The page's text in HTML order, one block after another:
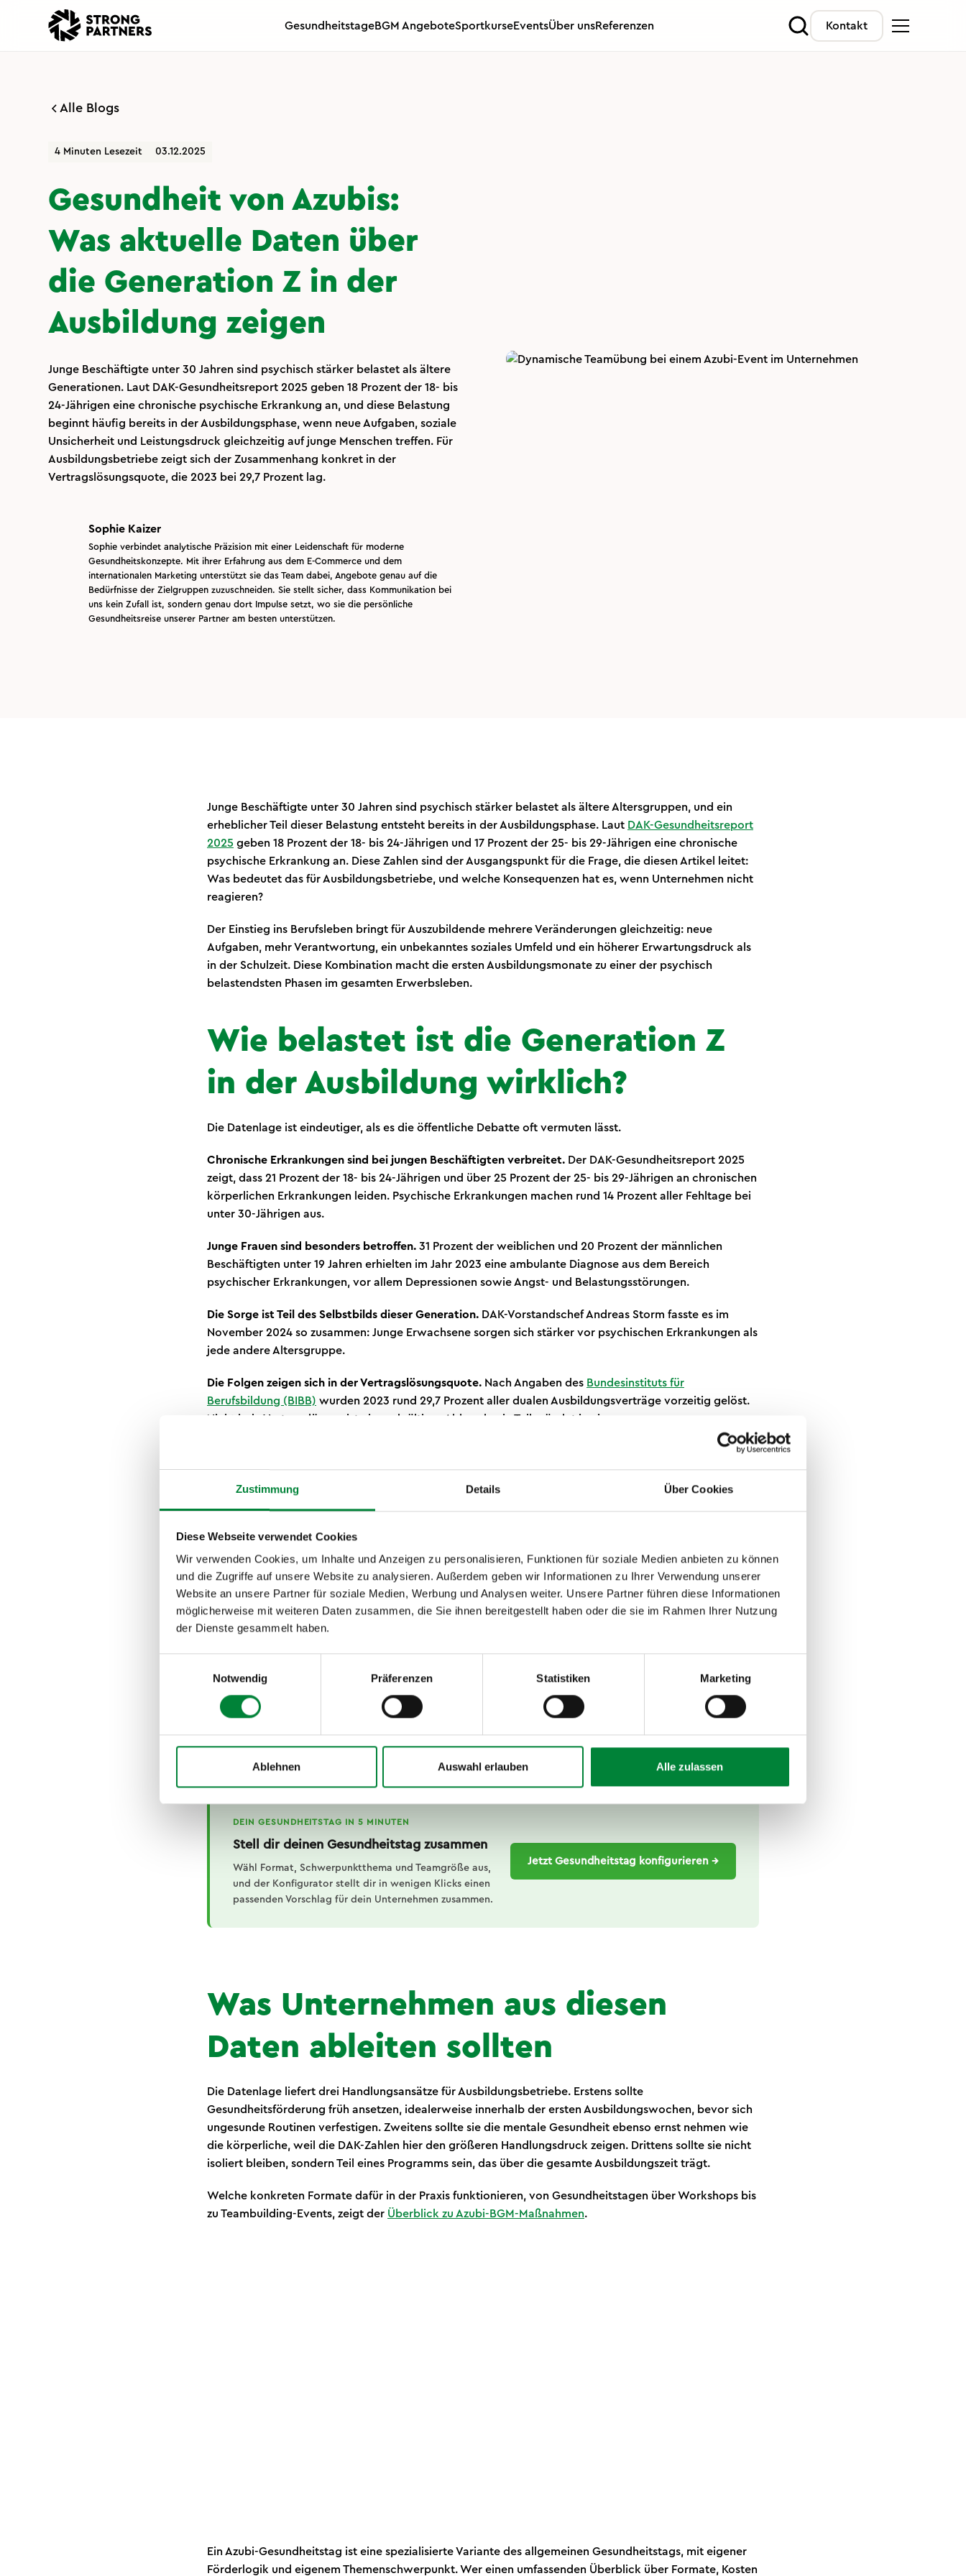
Zustimmung Details Über Cookies
Diese Webseite verwendet Cookies
Wir verwenden Cookies, um Inhalte und Anzeigen zu personalisieren, Funktionen für soziale Medien anbieten zu können
und die Zugriffe auf unsere Website zu analysieren. Außerdem geben wir Informationen zu Ihrer Verwendung unserer
Website an unsere Partner für soziale Medien, Werbung und Analysen weiter. Unsere Partner führen diese Informationen
möglicherweise mit weiteren Daten zusammen, die Sie ihnen bereitgestellt haben oder die sie im Rahmen Ihrer Nutzung
der Dienste gesammelt haben.
Notwendig
Präferenzen Statistiken Marketing
Ablehnen Auswahl erlauben Alle zulassen
GesundheitstageBGM AngeboteSportkurseEventsÜber unsReferenzen Kontakt
Alle Blogs
4 Minuten Lesezeit 03.12.2025
Gesundheit von Azubis:
Was aktuelle Daten über
die Generation Z in der
Ausbildung zeigen
Junge Beschäftigte unter 30 Jahren sind psychisch stärker belastet als ältere
Generationen. Laut DAK-Gesundheitsreport 2025 geben 18 Prozent der 18- bis
24-Jährigen eine chronische psychische Erkrankung an, und diese Belastung
beginnt häufig bereits in der Ausbildungsphase, wenn neue Aufgaben, soziale
Unsicherheit und Leistungsdruck gleichzeitig auf junge Menschen treffen. Für
Ausbildungsbetriebe zeigt sich der Zusammenhang konkret in der
Vertragslösungsquote, die 2023 bei 29,7 Prozent lag.
Sophie Kaizer
Sophie verbindet analytische Präzision mit einer Leidenschaft für moderne
Gesundheitskonzepte. Mit ihrer Erfahrung aus dem E-Commerce und dem
internationalen Marketing unterstützt sie das Team dabei, Angebote genau auf die
Bedürfnisse der Zielgruppen zuzuschneiden. Sie stellt sicher, dass Kommunikation bei
uns kein Zufall ist, sondern genau dort Impulse setzt, wo sie die persönliche
Gesundheitsreise unserer Partner am besten unterstützen.
Junge Beschäftigte unter 30 Jahren sind psychisch stärker belastet als ältere Altersgruppen, und ein
erheblicher Teil dieser Belastung entsteht bereits in der Ausbildungsphase. Laut DAK-Gesundheitsreport
2025 geben 18 Prozent der 18- bis 24-Jährigen und 17 Prozent der 25- bis 29-Jährigen eine chronische
psychische Erkrankung an. Diese Zahlen sind der Ausgangspunkt für die Frage, die diesen Artikel leitet:
Was bedeutet das für Ausbildungsbetriebe, und welche Konsequenzen hat es, wenn Unternehmen nicht
reagieren?
Der Einstieg ins Berufsleben bringt für Auszubildende mehrere Veränderungen gleichzeitig: neue
Aufgaben, mehr Verantwortung, ein unbekanntes soziales Umfeld und ein höherer Erwartungsdruck als
in der Schulzeit. Diese Kombination macht die ersten Ausbildungsmonate zu einer der psychisch
belastendsten Phasen im gesamten Erwerbsleben.
Wie belastet ist die Generation Z
in der Ausbildung wirklich?
Die Datenlage ist eindeutiger, als es die öffentliche Debatte oft vermuten lässt.
Chronische Erkrankungen sind bei jungen Beschäftigten verbreitet. Der DAK-Gesundheitsreport 2025
zeigt, dass 21 Prozent der 18- bis 24-Jährigen und über 25 Prozent der 25- bis 29-Jährigen an chronischen
körperlichen Erkrankungen leiden. Psychische Erkrankungen machen rund 14 Prozent aller Fehltage bei
unter 30-Jährigen aus.
Junge Frauen sind besonders betroffen. 31 Prozent der weiblichen und 20 Prozent der männlichen
Beschäftigten unter 19 Jahren erhielten im Jahr 2023 eine ambulante Diagnose aus dem Bereich
psychischer Erkrankungen, vor allem Depressionen sowie Angst- und Belastungsstörungen.
Die Sorge ist Teil des Selbstbilds dieser Generation. DAK-Vorstandschef Andreas Storm fasste es im
November 2024 so zusammen: Junge Erwachsene sorgen sich stärker vor psychischen Erkrankungen als
jede andere Altersgruppe.
Die Folgen zeigen sich in der Vertragslösungsquote. Nach Angaben des Bundesinstituts für
Berufsbildung (BIBB) wurden 2023 rund 29,7 Prozent aller dualen Ausbildungsverträge vorzeitig gelöst.
Nicht jede Vertragslösung ist ein endgültiger Abbruch, ein Teil mündet in einen neuen
Warum die Ausbildungsphase
besonders prägend ist
Für Auszubildende bedeutet der Berufseinstieg den Verlust gewachsener sozialer Strukturen:
Schulfreunde, vertraute Lehrkräfte, feste Tagesabläufe. An ihre Stelle treten neue Kolleginnen und
Kollegen, unbekannte Hierarchien und Leistungserwartungen, die sich von schulischen deutlich
unterscheiden. Wer in dieser Phase noch keine Strategien für Stressmanagement, Selbstorganisation
überfordernd zu erleben.
Das erklärt auch, warum Gesundheitsförderung in dieser Phase einen anderen Stellenwert hat als bei
erfahrenen Mitarbeitenden. Es geht nicht nur um Prävention im klassischen Sinn, sondern um den Aufbau
DEIN GESUNDHEITSTAG IN 5 MINUTEN
Stell dir deinen Gesundheitstag zusammen
Wähl Format, Schwerpunktthema und Teamgröße aus,
und der Konfigurator stellt dir in wenigen Klicks einen
passenden Vorschlag für dein Unternehmen zusammen.
Jetzt Gesundheitstag konfigurieren →
Was Unternehmen aus diesen
Daten ableiten sollten
Die Datenlage liefert drei Handlungsansätze für Ausbildungsbetriebe. Erstens sollte
Gesundheitsförderung früh ansetzen, idealerweise innerhalb der ersten Ausbildungswochen, bevor sich
ungesunde Routinen verfestigen. Zweitens sollte sie die mentale Gesundheit ebenso ernst nehmen wie
die körperliche, weil die DAK-Zahlen hier den größeren Handlungsdruck zeigen. Drittens sollte sie nicht
isoliert bleiben, sondern Teil eines Programms sein, das über die gesamte Ausbildungszeit trägt.
Welche konkreten Formate dafür in der Praxis funktionieren, von Gesundheitstagen über Workshops bis
zu Teambuilding-Events, zeigt der Überblick zu Azubi-BGM-Maßnahmen.
Ein Azubi-Gesundheitstag ist eine spezialisierte Variante des allgemeinen Gesundheitstags, mit eigener
Förderlogik und eigenem Themenschwerpunkt. Wer einen umfassenden Überblick über Formate, Kosten